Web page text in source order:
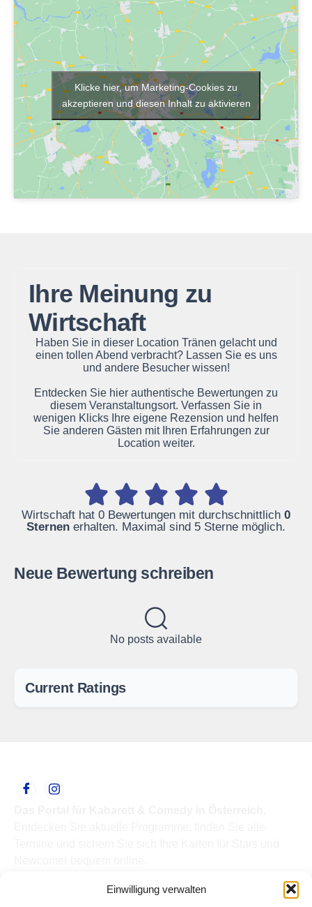
Einwilligung verwalten
Klicke hier, um Marketing-Cookies zu
akzeptieren und diesen Inhalt zu aktivieren
Ihre Meinung zu
Wirtschaft
Haben Sie in dieser Location Tränen gelacht und
einen tollen Abend verbracht? Lassen Sie es uns
und andere Besucher wissen!
Entdecken Sie hier authentische Bewertungen zu
diesem Veranstaltungsort. Verfassen Sie in
wenigen Klicks Ihre eigene Rezension und helfen
Sie anderen Gästen mit Ihren Erfahrungen zur
Location weiter.
Wirtschaft hat 0 Bewertungen mit durchschnittlich 0
Sternen erhalten. Maximal sind 5 Sterne möglich.
Neue Bewertung schreiben
No posts available
Current Ratings